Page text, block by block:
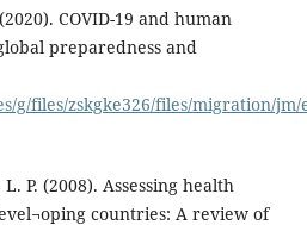
COVID-19 and human
preparedness and
g/files/zskgke326/files/migration/
P. (2008). Assessing health
countries: A review of